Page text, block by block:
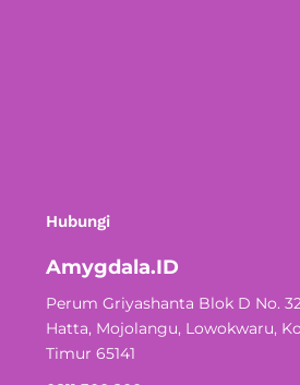
Hubungi
Amygdala.ID
Perum Griyashanta Blok D No.
Hatta, Mojolangu, Lowokwaru,
Timur 65141